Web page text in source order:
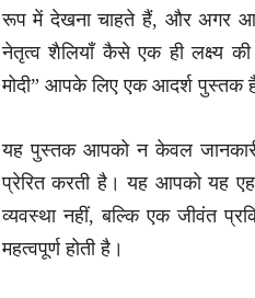
रूप में देखना चाहते हैं, और अगर
नेतृत्व शैलियाँ कैसे एक ही लक्ष्य
मोदी” आपके लिए एक आदर्श पुस्तक
यह पुस्तक आपको न केवल
प्रेरित करती है। यह आपको यह
व्यवस्था नहीं, बल्कि एक जीवंत
महत्वपूर्ण होती है।